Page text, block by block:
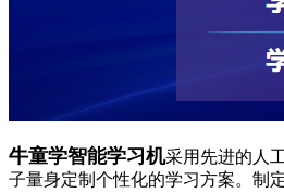
牛童学智能学习机采用先进的人
子量身定制个性化的学习方案。制